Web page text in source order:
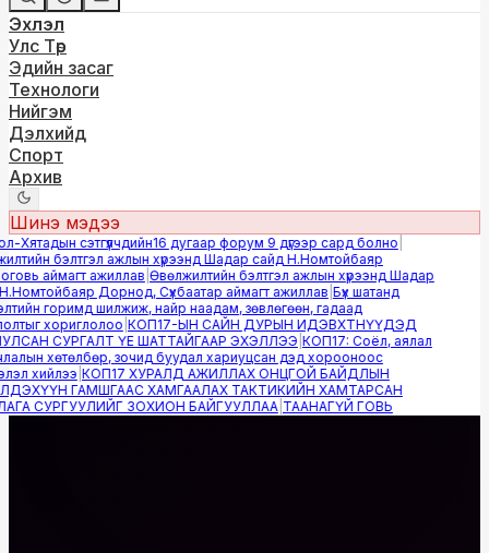
Эхлэл
Улс Төр
Эдийн засаг
Технологи
Нийгэм
Дэлхийд
Спорт
Архив
Шинэ мэдээ
сэтгүүлчдийн16 дугаар форум 9 дүгээр сард болно|
бэлтгэл ажлын хүрээнд Шадар сайд Н.Номтойбаяр
аймагт ажиллав|Өвөлжилтийн бэлтгэл ажлын хүрээнд Шадар
Дорнод, Сүхбаатар аймагт ажиллав|Бүх шатанд
горимд шилжиж, найр наадам, зөвлөгөөн, гадаад
хориглолоо|КОП17-ЫН САЙН ДУРЫН ИДЭВХТНҮҮДЭД
СУРГАЛТ ҮЕ ШАТТАЙГААР ЭХЭЛЛЭЭ|КОП17: Соёл, аялал
хөтөлбөр, зочид буудал хариуцсан дэд хорооноос
хийлээ|КОП17 ХУРАЛД АЖИЛЛАХ ОНЦГОЙ БАЙДЛЫН
ГАМШГААС ХАМГААЛАХ ТАКТИКИЙН ХАМТАРСАН
СУРГУУЛИЙГ ЗОХИОН БАЙГУУЛЛАА|ТААНАГҮЙ ГОВЬ